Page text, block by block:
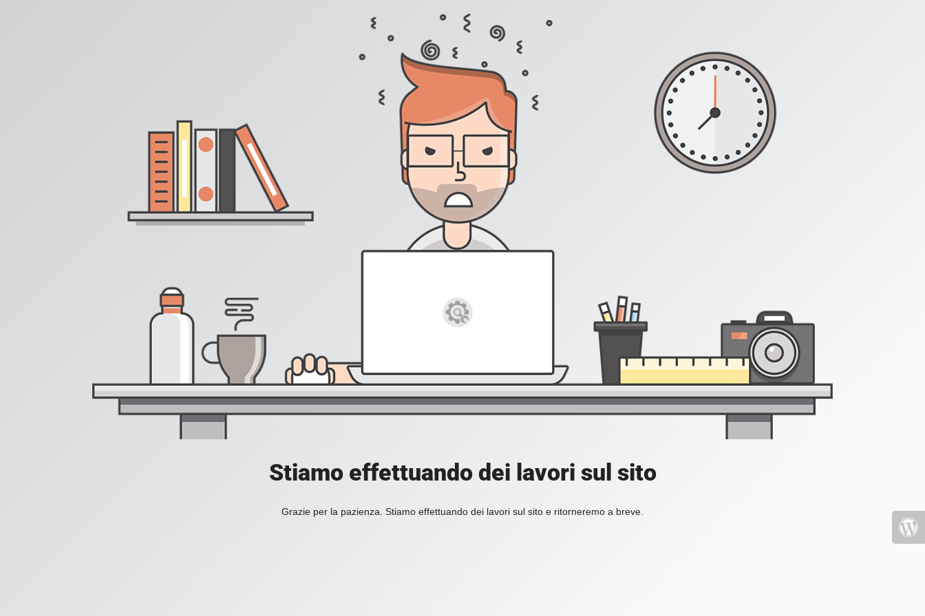
Stiamo effettuando dei lavori sul sito
Grazie per la pazienza. Stiamo effettuando dei lavori sul sito e ritorneremo a breve.